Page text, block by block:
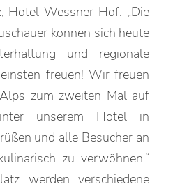
Hotel Wessner Hof: „Die
können sich heute
und regionale
freuen! Wir freuen
zum zweiten Mal auf
unserem Hotel in
und alle Besucher an
zu verwöhnen.“
werden verschiedene